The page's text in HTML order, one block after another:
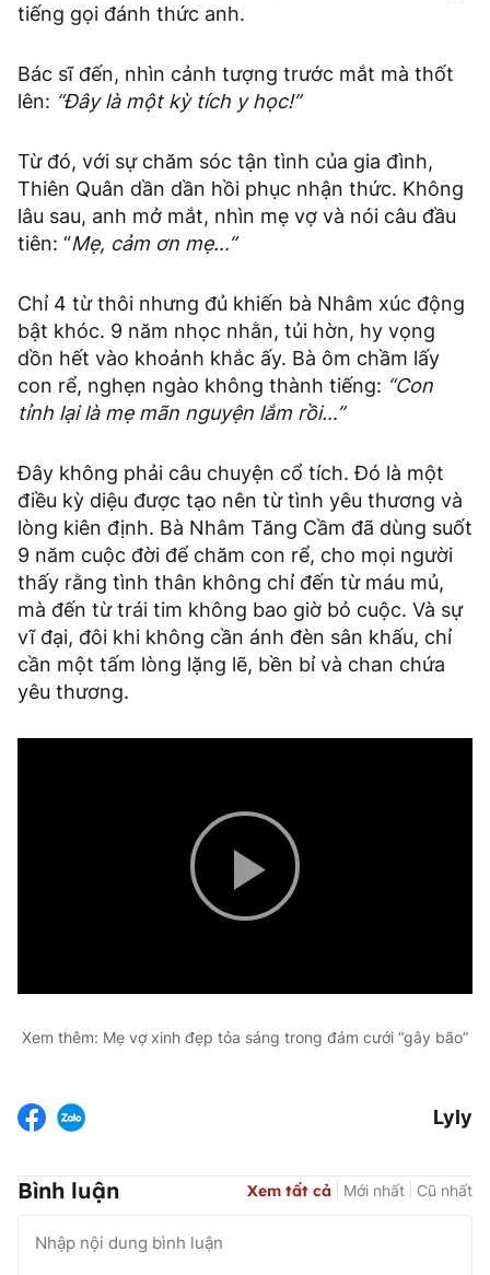
tiếng gọi đánh thức anh.
Bác sĩ đến, nhìn cảnh tượng trước mắt mà thốt
lên: “Đây là một kỳ tích y học!”
Từ đó, với sự chăm sóc tận tình của gia đình,
Thiên Quân dần dần hồi phục nhận thức. Không
lâu sau, anh mở mắt, nhìn mẹ vợ và nói câu đầu
tiên: “Mẹ, cảm ơn mẹ…”
Chỉ 4 từ thôi nhưng đủ khiến bà Nhâm xúc động
bật khóc. 9 năm nhọc nhằn, tủi hờn, hy vọng
dồn hết vào khoảnh khắc ấy. Bà ôm chầm lấy
con rể, nghẹn ngào không thành tiếng: “Con
tỉnh lại là mẹ mãn nguyện lắm rồi…”
Đây không phải câu chuyện cổ tích. Đó là một
điều kỳ diệu được tạo nên từ tình yêu thương và
lòng kiên định. Bà Nhâm Tăng Cầm đã dùng suốt
9 năm cuộc đời để chăm con rể, cho mọi người
thấy rằng tình thân không chỉ đến từ máu mủ,
mà đến từ trái tim không bao giờ bỏ cuộc. Và sự
vĩ đại, đôi khi không cần ánh đèn sân khấu, chỉ
cần một tấm lòng lặng lẽ, bền bỉ và chan chứa
yêu thương.
Play
Video
Xem thêm: Mẹ vợ xinh đẹp tỏa sáng trong đám cưới “gây bão”
Lyly
Bình luận Xem tất cả Mới nhất Cũ nhất